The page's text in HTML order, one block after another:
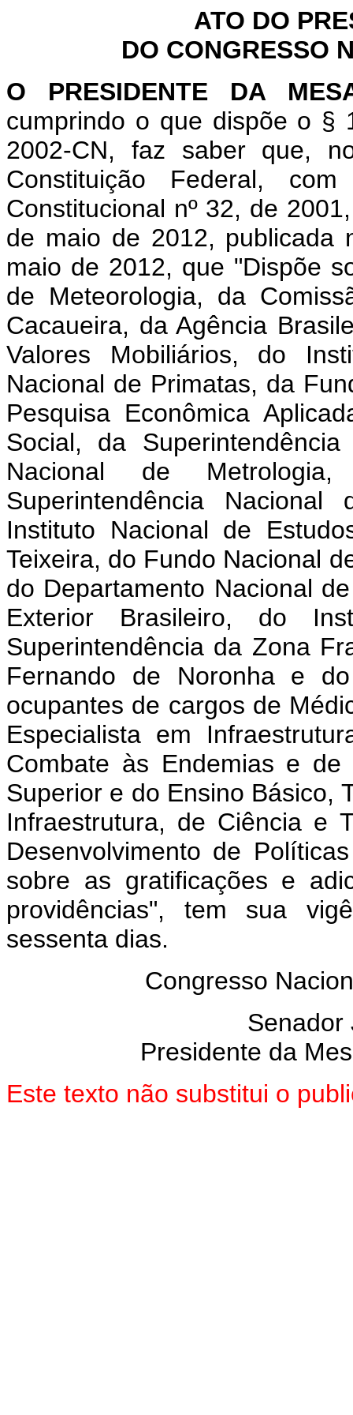
ATO DO
DO CONGRESSO
O PRESIDENTE DA
cumprindo o que dispõe o §
2002-CN, faz saber que,
Constituição Federal,
Constitucional nº 32, de
de maio de 2012, publicada
maio de 2012, que "Dispõe
de Meteorologia, da
Cacaueira, da Agência
Valores Mobiliários, do
Nacional de Primatas, da
Pesquisa Econômica
Social, da
Nacional de
Superintendência Nacional
Instituto Nacional de
Teixeira, do Fundo Nacional
do Departamento Nacional
Exterior Brasileiro, do
Superintendência da Zona
Fernando de Noronha e
ocupantes de cargos de
Especialista em
Combate às Endemias e
Superior e do Ensino Básico,
Infraestrutura, de Ciência e
Desenvolvimento de
sobre as gratificações e
providências", tem sua
sessenta dias.
Congresso
Senador
Presidente da
Este texto não substitui o